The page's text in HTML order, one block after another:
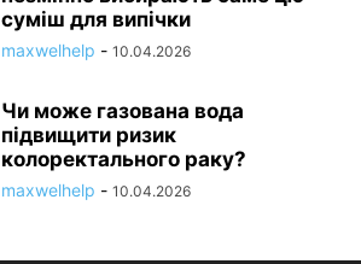
суміш для випічки
maxwelhelp - 10.04.2026
Чи може газована вода
підвищити ризик
колоректального раку?
maxwelhelp - 10.04.2026